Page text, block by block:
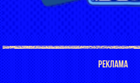
РЕКЛАМА